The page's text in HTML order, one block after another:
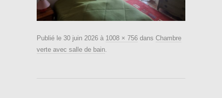
Publié le 30 juin 2026 à 1008 × 756 dans Chambre
verte avec salle de bain.